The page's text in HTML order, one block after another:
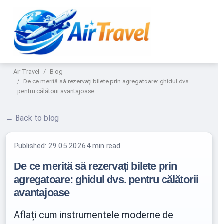
Air Travel
Blog
De ce merită să rezervați bilete prin agregatoare: ghidul dvs.
pentru călătorii avantajoase
← Back to blog
Published:29.05.20264 min read
De ce merită să rezervați bilete prin
agregatoare: ghidul dvs. pentru călătorii
avantajoase
Aflați cum instrumentele moderne de